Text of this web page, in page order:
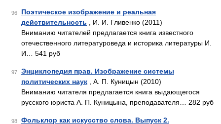
96
Поэтическое изображение и реальная
действительность , И. И. Гливенко (2011)
Вниманию читателей предлагается книга известного
отечественного литературоведа и историка литературы И.
И… 541 руб
97
Энциклопедия прав. Изображение системы
политических наук , А. П. Куницын (2010)
Вниманию читателя предлагается книга выдающегося
русского юриста А. П. Куницына, преподавателя… 282 руб
98
Фольклор как искусство слова. Выпуск 2.